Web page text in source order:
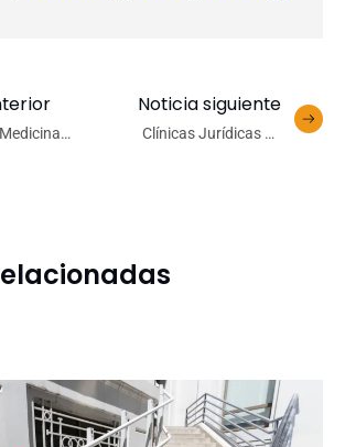
Noticia siguiente
Clínicas Jurídicas de